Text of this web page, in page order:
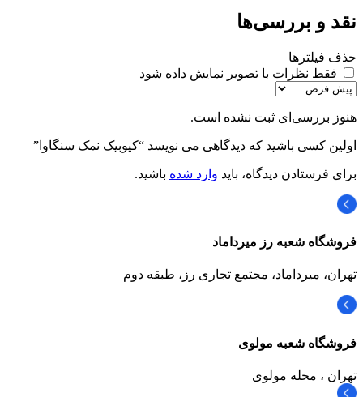
نقد و بررسی‌ها
حذف فیلترها
فقط نظرات با تصویر نمایش داده شود
هنوز بررسی‌ای ثبت نشده است.
اولین کسی باشید که دیدگاهی می نویسد “کیوبیک نمک سنگاوا”
برای فرستادن دیدگاه، باید وارد شده باشید.
فروشگاه شعبه رز میرداماد
تهران، میرداماد، مجتمع تجاری رز،‌ طبقه دوم
فروشگاه شعبه مولوی
تهران ، محله مولوی